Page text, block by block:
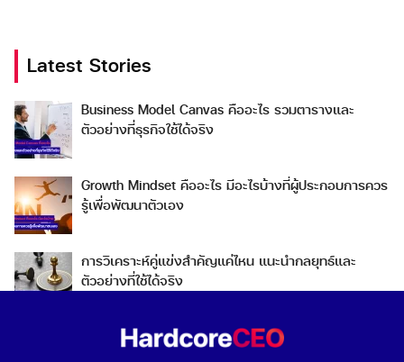
Latest Stories
Business Model Canvas คืออะไร รวมตารางและ
ตัวอย่างที่ธุรกิจใช้ได้จริง
Growth Mindset คืออะไร มีอะไรบ้างที่ผู้ประกอบการควร
รู้เพื่อพัฒนาตัวเอง
การวิเคราะห์คู่แข่งสำคัญแค่ไหน แนะนำกลยุทธ์และ
ตัวอย่างที่ใช้ได้จริง
Go To Market คืออะไร เลือกกลยุทธ์การเข้าสู่ตลาดต่าง